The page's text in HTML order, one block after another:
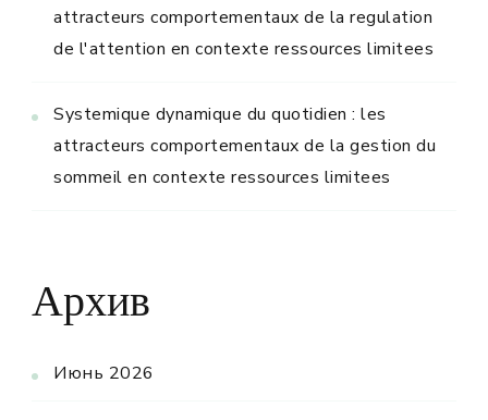
attracteurs comportementaux de la regulation
de l'attention en contexte ressources limitees
Systemique dynamique du quotidien : les
attracteurs comportementaux de la gestion du
sommeil en contexte ressources limitees
Архив
Июнь 2026